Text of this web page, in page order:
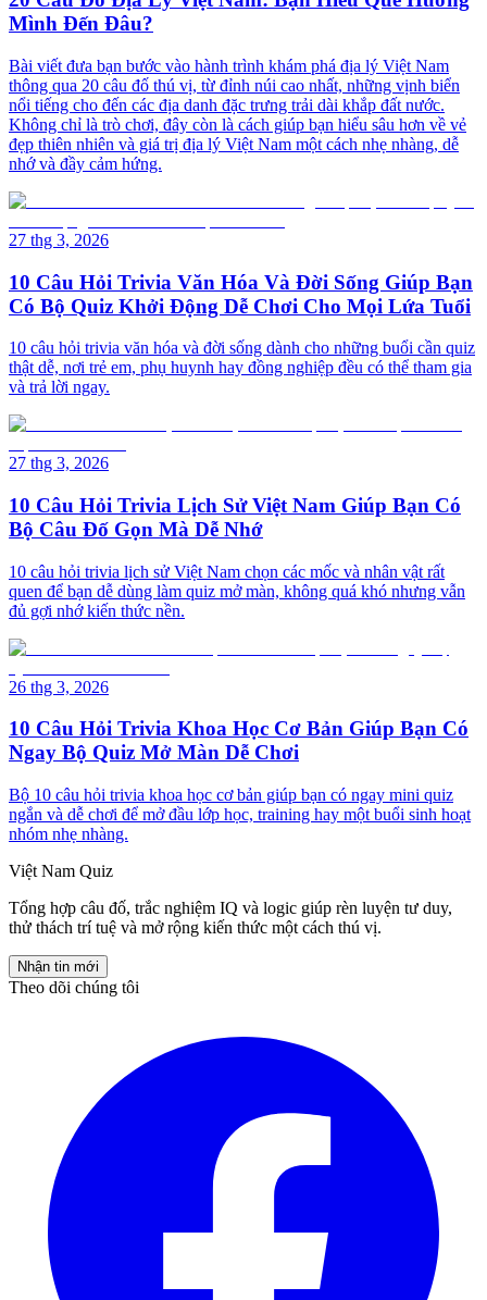
Mình Đến Đâu?
Bài viết đưa bạn bước vào hành trình khám phá địa lý Việt Nam
thông qua 20 câu đố thú vị, từ đỉnh núi cao nhất, những vịnh biển
nổi tiếng cho đến các địa danh đặc trưng trải dài khắp đất nước.
Không chỉ là trò chơi, đây còn là cách giúp bạn hiểu sâu hơn về vẻ
đẹp thiên nhiên và giá trị địa lý Việt Nam một cách nhẹ nhàng, dễ
nhớ và đầy cảm hứng.
27 thg 3, 2026
10 Câu Hỏi Trivia Văn Hóa Và Đời Sống Giúp Bạn
Có Bộ Quiz Khởi Động Dễ Chơi Cho Mọi Lứa Tuổi
10 câu hỏi trivia văn hóa và đời sống dành cho những buổi cần quiz
thật dễ, nơi trẻ em, phụ huynh hay đồng nghiệp đều có thể tham gia
và trả lời ngay.
27 thg 3, 2026
10 Câu Hỏi Trivia Lịch Sử Việt Nam Giúp Bạn Có
Bộ Câu Đố Gọn Mà Dễ Nhớ
10 câu hỏi trivia lịch sử Việt Nam chọn các mốc và nhân vật rất
quen để bạn dễ dùng làm quiz mở màn, không quá khó nhưng vẫn
đủ gợi nhớ kiến thức nền.
26 thg 3, 2026
10 Câu Hỏi Trivia Khoa Học Cơ Bản Giúp Bạn Có
Ngay Bộ Quiz Mở Màn Dễ Chơi
Bộ 10 câu hỏi trivia khoa học cơ bản giúp bạn có ngay mini quiz
ngắn và dễ chơi để mở đầu lớp học, training hay một buổi sinh hoạt
nhóm nhẹ nhàng.
Việt Nam Quiz
Tổng hợp câu đố, trắc nghiệm IQ và logic giúp rèn luyện tư duy,
thử thách trí tuệ và mở rộng kiến thức một cách thú vị.
Nhận tin mới
Theo dõi chúng tôi